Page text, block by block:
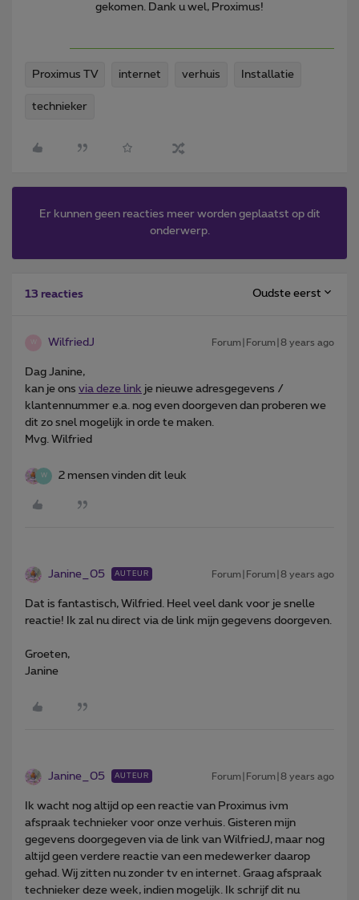
gekomen. Dank u wel, Proximus!
Proximus TV internet verhuis Installatie
technieker
Er kunnen geen reacties meer worden geplaatst op dit
onderwerp.
13 reacties Oudste eerst
WilfriedJ Forum|Forum|8 years ago
Dag Janine,
kan je ons via deze link je nieuwe adresgegevens /
klantennummer e.a. nog even doorgeven dan proberen we
dit zo snel mogelijk in orde te maken.
Mvg. Wilfried
W 2 mensen vinden dit leuk
Janine_05 AUTEUR Forum|Forum|8 years ago
Dat is fantastisch, Wilfried. Heel veel dank voor je snelle
reactie! Ik zal nu direct via de link mijn gegevens doorgeven.
Groeten,
Janine
Janine_05 AUTEUR Forum|Forum|8 years ago
Ik wacht nog altijd op een reactie van Proximus ivm
afspraak technieker voor onze verhuis. Gisteren mijn
gegevens doorgegeven via de link van WilfriedJ, maar nog
altijd geen verdere reactie van een medewerker daarop
gehad. Wij zitten nu zonder tv en internet. Graag afspraak
technieker deze week, indien mogelijk. Ik schrijf dit nu